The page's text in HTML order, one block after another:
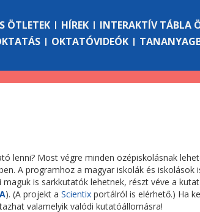
ÖTLETEK HÍREK INTERAKTÍV TÁBLA
OKTATÓVIDEÓK
lenni? Most végre minden özépiskolásnak
A programhoz a magyar iskolák és iskolások
maguk is sarkkutatók lehetnek, részt véve a
). (A projekt a Scientix portálról is elérhető.) Ha
valamelyik valódi kutatóállomásra!